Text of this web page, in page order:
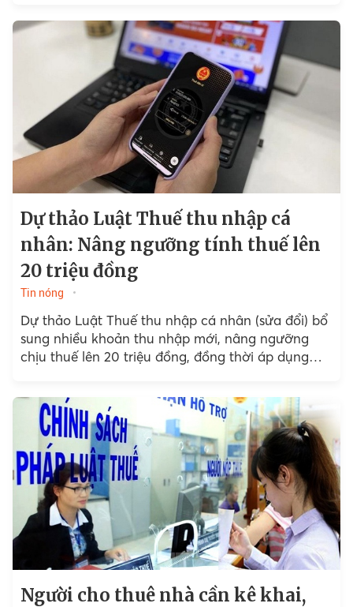
Dự thảo Luật Thuế thu nhập cá
nhân: Nâng ngưỡng tính thuế lên
20 triệu đồng
Tin nóng
Dự thảo Luật Thuế thu nhập cá nhân (sửa đổi) bổ
sung nhiều khoản thu nhập mới, nâng ngưỡng
chịu thuế lên 20 triệu đồng, đồng thời áp dụng
Người cho thuê nhà cần kê khai,